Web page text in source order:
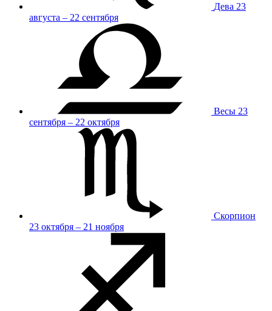
Дева 23
августа – 22 сентября
Весы 23
сентября – 22 октября
Скорпион
23 октября – 21 ноября